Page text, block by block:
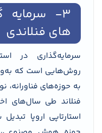
۳- سرمایه
های فنلاندی
سرمایه‌گذاری در
روش‌هایی است که
به حوزه‌های فناورانه،
فنلاند طی سال‌های
استارتاپی اروپا